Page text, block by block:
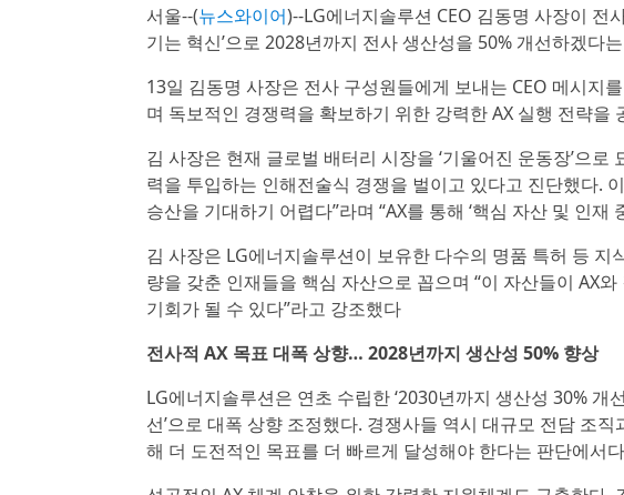
서울--(뉴스와이어)--LG에너지솔루션 CEO 김동명 사장이
기는 혁신’으로 2028년까지 전사 생산성을 50% 개선하겠다
13일 김동명 사장은 전사 구성원들에게 보내는 CEO 메시지
며 독보적인 경쟁력을 확보하기 위한 강력한 AX 실행 전략을
김 사장은 현재 글로벌 배터리 시장을 ‘기울어진 운동장’으
력을 투입하는 인해전술식 경쟁을 벌이고 있다고 진단했다.
승산을 기대하기 어렵다”라며 “AX를 통해 ‘핵심 자산 및 인재
김 사장은 LG에너지솔루션이 보유한 다수의 명품 특허 등
량을 갖춘 인재들을 핵심 자산으로 꼽으며 “이 자산들이 AX
기회가 될 수 있다”라고 강조했다
전사적 AX 목표 대폭 상향… 2028년까지 생산성 50% 향상
LG에너지솔루션은 연초 수립한 ‘2030년까지 생산성 30% 개
선’으로 대폭 상향 조정했다. 경쟁사들 역시 대규모 전담 조
해 더 도전적인 목표를 더 빠르게 달성해야 한다는 판단에서